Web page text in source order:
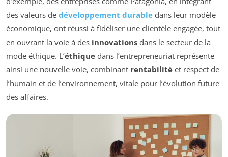
des valeurs de développement durable dans leur modèle
économique, ont réussi à fidéliser une clientèle engagée, tout
en ouvrant la voie à des innovations dans le secteur de la
mode éthique. L’éthique dans l’entrepreneuriat représente
ainsi une nouvelle voie, combinant rentabilité et respect de
l’humain et de l’environnement, vitale pour l’évolution future
des affaires.